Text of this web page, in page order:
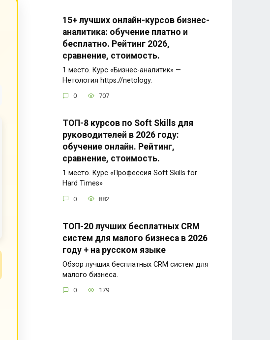
15+ лучших онлайн-курсов бизнес-
аналитика: обучение платно и
бесплатно. Рейтинг 2026,
сравнение, стоимость.
1 место. Курс «Бизнес-аналитик» —
Нетология https://netology.
0 707
ТОП-8 курсов по Soft Skills для
руководителей в 2026 году:
обучение онлайн. Рейтинг,
сравнение, стоимость.
1 место. Курс «Профессия Soft Skills for
Hard Times»
0 882
ТОП-20 лучших бесплатных CRM
систем для малого бизнеса в 2026
году + на русском языке
Обзор лучших бесплатных CRM систем для
малого бизнеса.
0 179